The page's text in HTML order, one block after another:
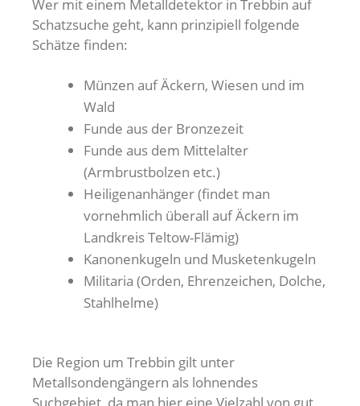
Wer mit einem Metalldetektor in Trebbin auf
Schatzsuche geht, kann prinzipiell folgende
Schätze finden:
Münzen auf Äckern, Wiesen und im
Wald
Funde aus der Bronzezeit
Funde aus dem Mittelalter
(Armbrustbolzen etc.)
Heiligenanhänger (findet man
vornehmlich überall auf Äckern im
Landkreis Teltow-Flämig)
Kanonenkugeln und Musketenkugeln
Militaria (Orden, Ehrenzeichen, Dolche,
Stahlhelme)
Die Region um Trebbin gilt unter
Metallsondengängern als lohnendes